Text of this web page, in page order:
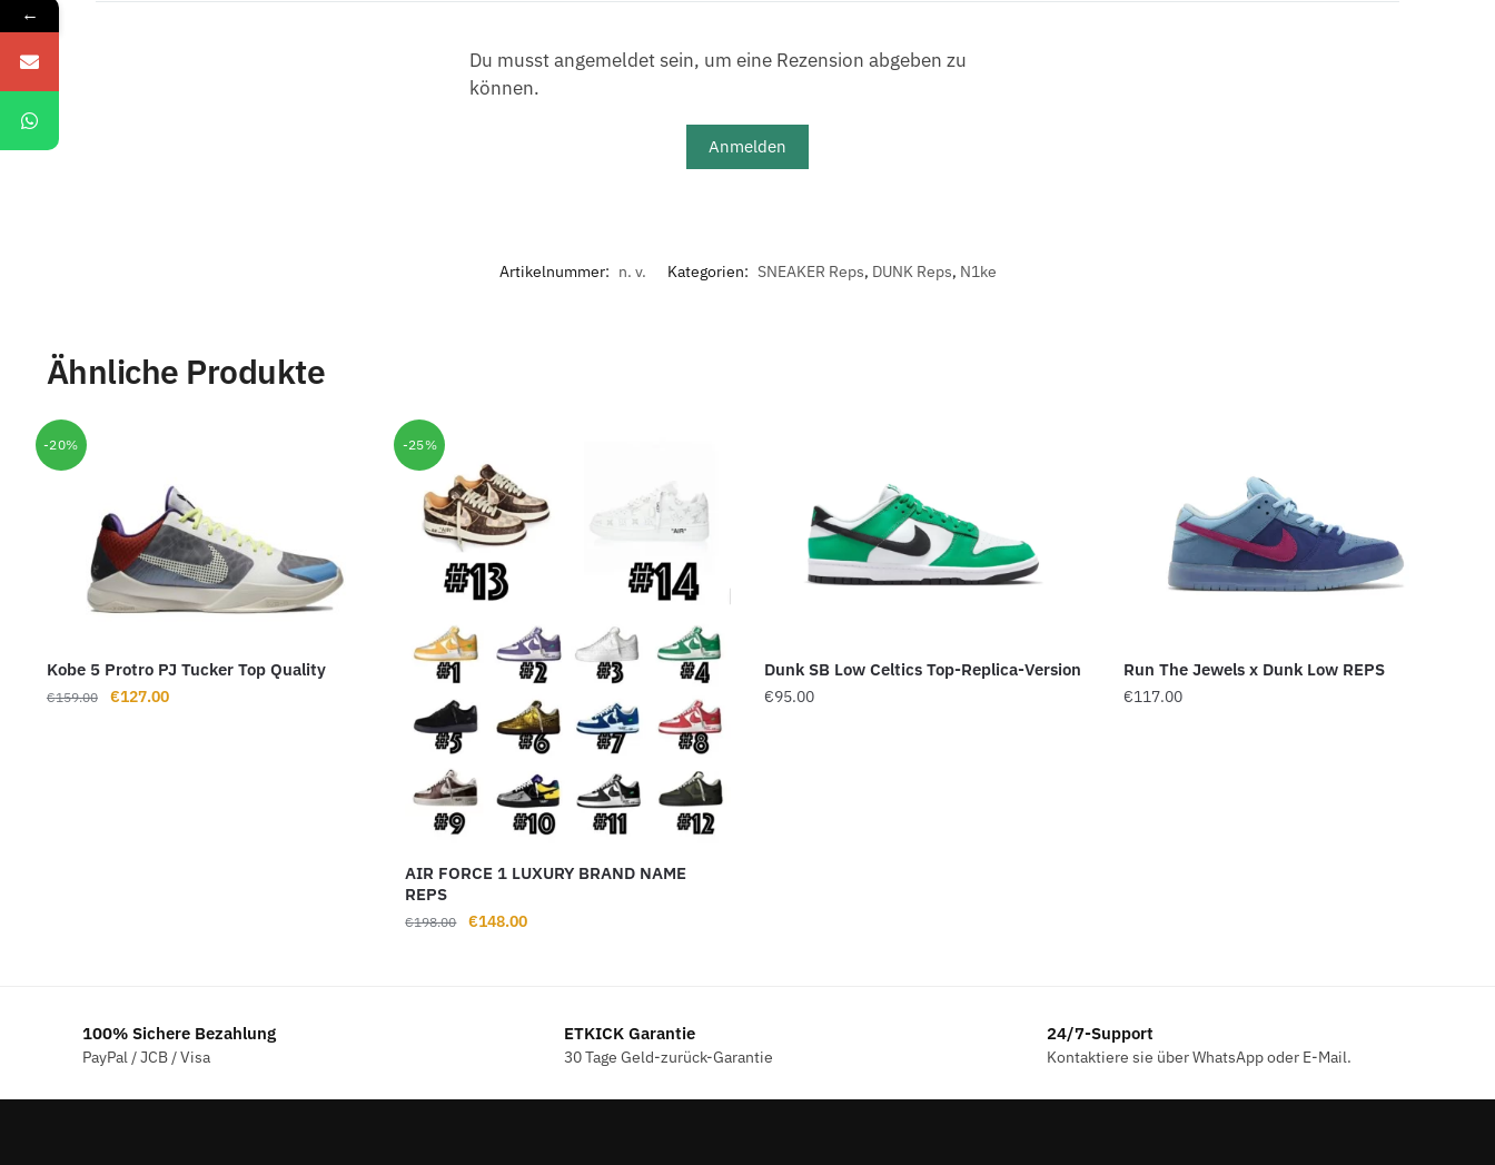
Du musst angemeldet sein, um eine Rezension abgeben zu
können.
Anmelden
Artikelnummer: n. v. Kategorien: SNEAKER Reps, DUNK Reps, N1ke
Ähnliche Produkte
-20%
Kobe 5 Protro PJ Tucker Top Quality
€159.00
Ursprünglicher
€127.00Aktueller
-25%
AIR FORCE 1 LUXURY BRAND NAME
REPS
€198.00
Ursprünglicher
€148.00Aktueller
Dunk SB Low Celtics Top-Replica-Version
€95.00
Run The Jewels x Dunk Low REPS
€117.00
100% Sichere Bezahlung
PayPal / JCB / Visa
ETKICK Garantie
30 Tage Geld-zurück-Garantie
24/7-Support
Kontaktiere sie über WhatsApp oder E-Mail.
←